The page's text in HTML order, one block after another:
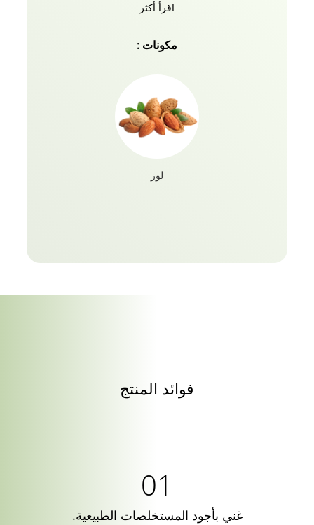
أقوى وأكثر لمعانا وأطول وممتلئا بمضادات الأكسدة
لزيت اللوز والزيتون ، ويحافظ على شعرك كثيفا وكثيفا
تماما مثل الأميرة. يحافظ زيت دابر أملا للشعر للأطفال
اقرأ أكثر
مكونات :
لوز
فوائد المنتج
غني بأجود المستخلصات الطبيعية.